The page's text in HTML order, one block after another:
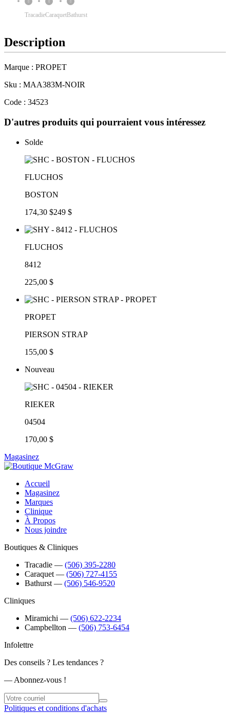
TracadieCaraquetBathurst
Description
Marque : PROPET
Sku : MAA383M-NOIR
Code : 34523
D'autres produits qui pourraient vous intéressez
Solde
FLUCHOS
BOSTON
174,30 $249 $
FLUCHOS
8412
225,00 $
PROPET
PIERSON STRAP
155,00 $
Nouveau
RIEKER
04504
170,00 $
Magasinez
Accueil
Magasinez
Marques
Clinique
À Propos
Nous joindre
Boutiques & Cliniques
Tracadie ― (506) 395-2280
Caraquet ― (506) 727-4155
Bathurst ― (506) 546-9520
Cliniques
Miramichi ― (506) 622-2234
Campbellton ― (506) 753-6454
Infolettre
Des conseils ? Les tendances ?
― Abonnez-vous !
Politiques et conditions d'achats